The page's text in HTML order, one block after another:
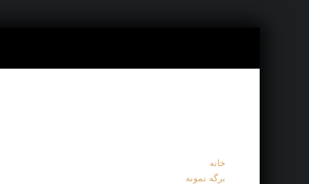
خانه
برگه نمونه